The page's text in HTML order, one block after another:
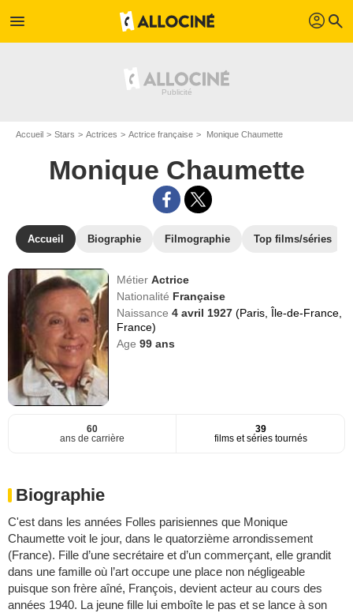
menu profil search
Accueil Stars Actrices Actrice française Monique Chaumette
Monique Chaumette
Accueil Biographie Filmographie Top films/séries
MétierActrice
Nationalité Française
Naissance4 avril 1927(Paris, Île-de-France,
France)
Age99 ans
60
ans de carrière
39
films et séries tournés
Biographie
C'est dans les années Folles parisiennes que Monique
Chaumette voit le jour, dans le quatorzième arrondissement
(France). Fille d’une secrétaire et d’un commerçant, elle grandit
dans une famille où l’art occupe une place non négligeable
puisque son frère aîné, François, devient acteur au cours des
années 1940. La jeune fille lui emboîte le pas et se lance à son